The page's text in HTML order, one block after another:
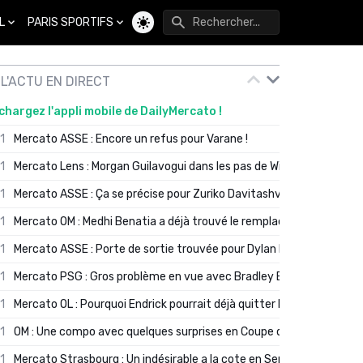
PARIS SPORTIFS
Changer de thème
L'ACTU EN DIRECT
l'appli mobile de DailyMercato !
Mercato ASSE : Encore un refus pour Varane !
Mercato Lens : Morgan Guilavogui dans les pas de Will Still ?
Mercato ASSE : Ça se précise pour Zuriko Davitashvili
Mercato OM : Medhi Benatia a déjà trouvé le remplaçant de Robinio
Mercato ASSE : Porte de sortie trouvée pour Dylan Batubinsika
Mercato PSG : Gros problème en vue avec Bradley Barcola ?
Mercato OL : Pourquoi Endrick pourrait déjà quitter Lyon en janvier
OM : Une compo avec quelques surprises en Coupe de France
Mercato Strasbourg : Un indésirable a la cote en Serie A